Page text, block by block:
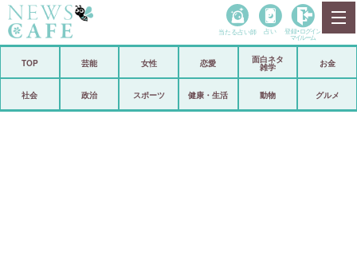
政治
当たる占い師 占い 登録• ログイン
マイルーム
TOP 芸能 女性 恋愛
面白ネタ
雑学
お金
社会 政治 スポーツ 健康・生活 動物 グルメ